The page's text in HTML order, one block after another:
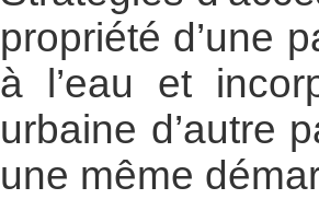
propriété d’une
à l’eau et
urbaine d’autre
une même